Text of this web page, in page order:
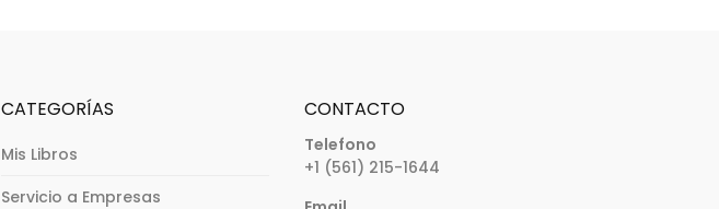
CATEGORÍAS
Mis Libros
Servicio a Empresas
CONTACTO
Telefono
+1 (561) 215-1644